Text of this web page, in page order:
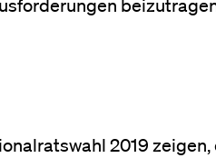
2019 zeigen,